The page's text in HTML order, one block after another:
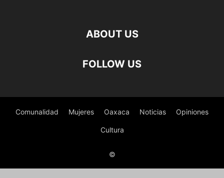
ABOUT US
FOLLOW US
Comunalidad Mujeres Oaxaca Noticias Opiniones
Cultura
©